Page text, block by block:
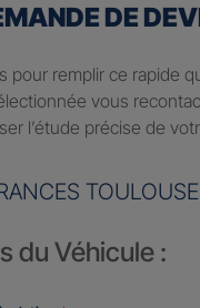
DE
pour remplir ce rapide
vous
l’étude précise de
du Véhicule :